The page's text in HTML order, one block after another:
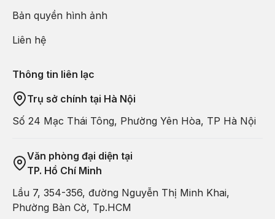
Bản quyền hình ảnh
Liên hệ
Thông tin liên lạc
Trụ sở chính tại Hà Nội
Số 24 Mạc Thái Tông, Phường Yên Hòa, TP Hà Nội
Văn phòng đại diện tại
TP. Hồ Chí Minh
Lầu 7, 354-356, đường Nguyễn Thị Minh Khai,
Phường Bàn Cờ, Tp.HCM